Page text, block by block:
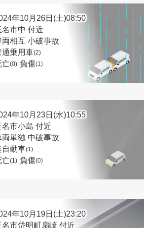
年10月26日(土)08:50
名市中 付近
両相互 小破事故
通乗用車(2)
亡(0) 負傷(1)
年10月23日(水)10:55
名市小島 付近
両単独 中破事故
自動車(1)
亡(1) 負傷(0)
年10月19日(土)23:20
名市岱明町扇崎 付近